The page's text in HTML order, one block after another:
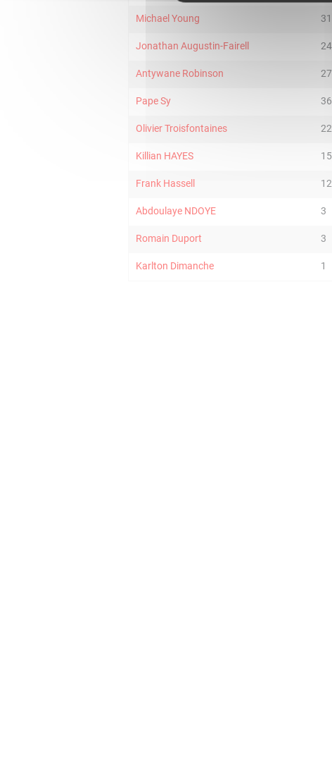
Michael Young 31
Jonathan Augustin-Fairell 24
Antywane Robinson 27
Pape Sy 36
Olivier Troisfontaines 22
Killian HAYES 15
Frank Hassell 12
Abdoulaye NDOYE 3
Romain Duport 3
Karlton Dimanche 1